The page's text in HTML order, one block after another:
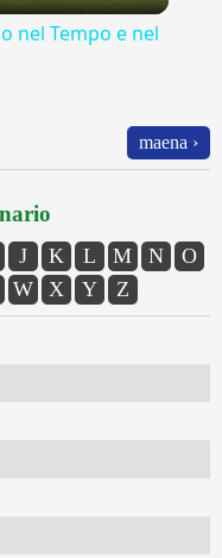
nel Tempo e nel
maena ›
J K L M N
O
W X Y Z